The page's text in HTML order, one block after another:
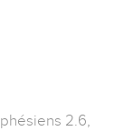
2.6,